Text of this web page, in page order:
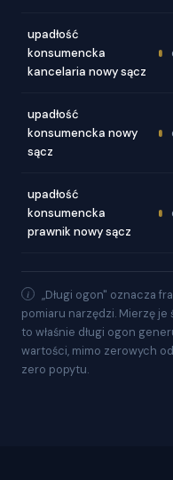
upadłość
konsumencka
kancelaria nowy sącz
upadłość
konsumencka nowy
sącz
upadłość
konsumencka
prawnik nowy sącz
„Długi ogon" oznacza
pomiaru narzędzi. Mierzę
to właśnie długi ogon
wartości, mimo zerowych
zero popytu.